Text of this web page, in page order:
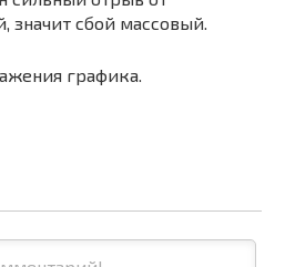
сбой массовый.
графика.